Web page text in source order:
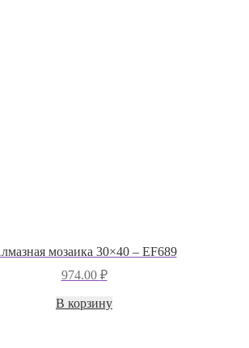
мозаика 30×40 – EF689
974.00 ₽
В корзину